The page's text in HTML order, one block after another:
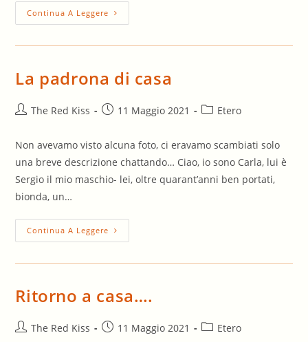
Continua A Leggere Temporali
Galeotti
La padrona di casa
AutoreThe Red Kiss
Articolo11 Maggio 2021
Categoria
Etero
Non avevamo visto alcuna foto, ci eravamo scambiati solo
una breve descrizione chattando… Ciao, io sono Carla, lui è
Sergio il mio maschio- lei, oltre quarant’anni ben portati,
bionda, un…
Continua A Leggere La
Padrona
Ritorno a casa….
AutoreThe Red Kiss
Articolo11 Maggio 2021
Categoria
Etero